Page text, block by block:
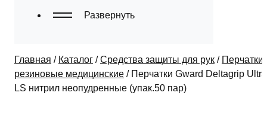
Главная / Каталог /Средства защиты для рук / Перчатки
резиновые медицинские / Перчатки Gward Deltagrip Ultra
LS нитрил неопудренные (упак.50 пар)
Развернуть